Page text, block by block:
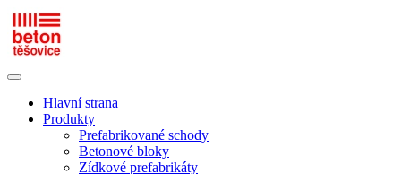
Hlavní strana
Produkty
Prefabrikované schody
Betonové bloky
Zídkové prefabrikáty